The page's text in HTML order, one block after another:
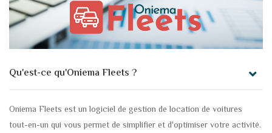
Qu'est-ce qu'Oniema Fleets ?
Oniema Fleets est un logiciel de gestion de location de voitures
tout-en-un qui vous permet de simplifier et d'optimiser votre activité.